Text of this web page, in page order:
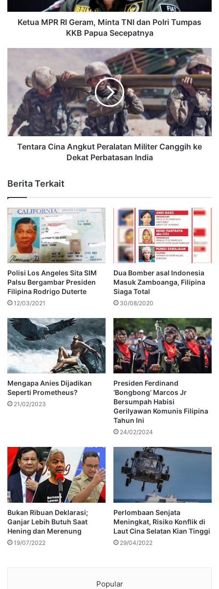
Ketua MPR RI Geram, Minta TNI dan Polri Tumpas
KKB Papua Secepatnya
Tentara Cina Angkut Peralatan Militer Canggih ke
Dekat Perbatasan India
Berita Terkait
Polisi Los Angeles Sita SIM
Palsu Bergambar Presiden
Filipina Rodrigo Duterte
12/03/2021
Dua Bomber asal Indonesia
Masuk Zamboanga, Filipina
Siaga Total
30/08/2020
Mengapa Anies Dijadikan
Seperti Prometheus?
21/02/2023
Presiden Ferdinand
‘Bongbong’ Marcos Jr
Bersumpah Habisi
Gerilyawan Komunis Filipina
Tahun Ini
24/02/2024
Bukan Ribuan Deklarasi;
Ganjar Lebih Butuh Saat
Hening dan Merenung
19/07/2022
Perlombaan Senjata
Meningkat, Risiko Konflik di
Laut Cina Selatan Kian Tinggi
29/04/2022
Popular